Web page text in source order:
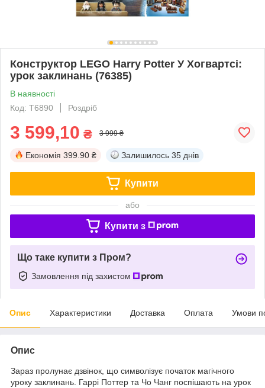
Конструктор LEGO Harry Potter У Хогвартсі:
урок заклинань (76385)
В наявності
Код: T6890
Роздріб
3 599,10 ₴ 3 999 ₴
Економія 399.90 ₴ Залишилось 35 днів
Купити
або
Купити з
Що таке купити з Пром?
Замовлення під захистом
Опис Характеристики Доставка Оплата Умови
Опис
Зараз пролунає дзвінок, що символізує початок магічного
уроку заклинань. Гаррі Поттер та Чо Чанг поспішають на урок